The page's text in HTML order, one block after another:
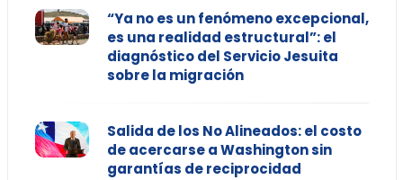
“Ya no es un fenómeno excepcional,
es una realidad estructural”: el
diagnóstico del Servicio Jesuita
sobre la migración
Salida de los No Alineados: el costo
de acercarse a Washington sin
garantías de reciprocidad